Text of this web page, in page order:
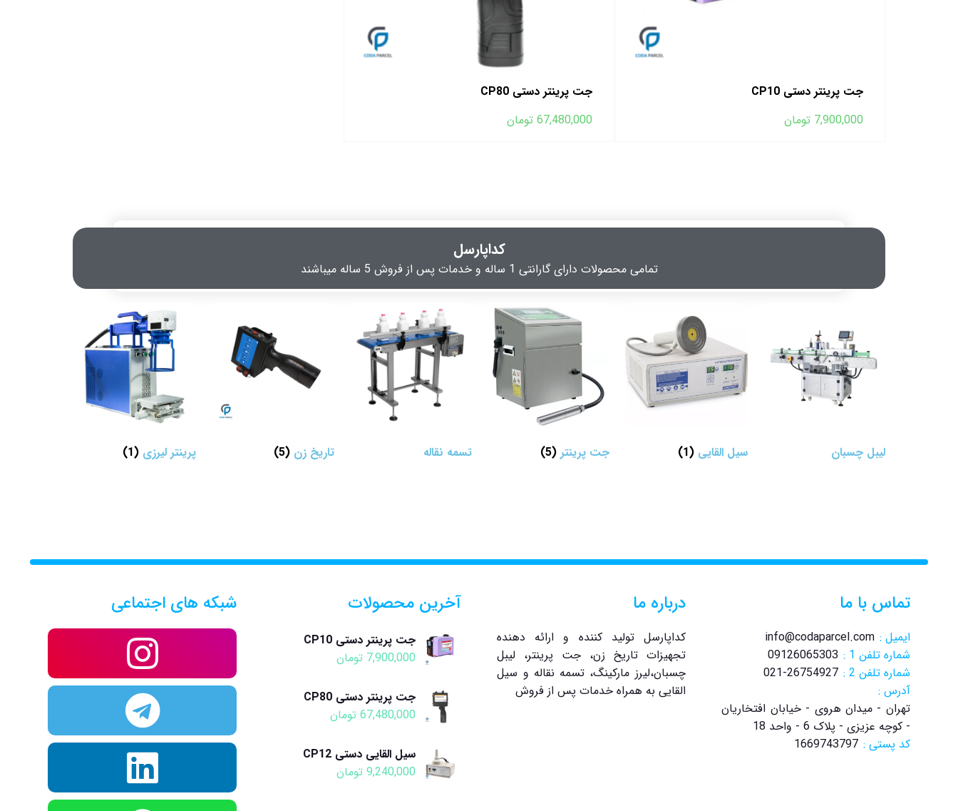
جت پرینتر دستی CP10
7,900,000 تومان
جت پرینتر دستی CP80
67,480,000 تومان
کداپارسل
تمامی محصولات دارای گارانتی 1 ساله و خدمات پس از فروش 5 ساله میباشند
لیبل چسبان سیل القایی(1) جت پرینتر (5) تسمه نقاله تاریخ زن(5) پرینتر لیرزی (1)
تماس با ما
ایمیل : info@codaparcel.com
شماره تلفن 1 :
09126065303
شماره تلفن 2 :
021-26754927
آدرس :
تهران - میدان هروی - خیابان افتخاریان
- کوچه عزیزی - پلاک 6 - واحد 18
کد پستی : 1669743797
درباره ما
کداپارسل تولید کننده و ارائه دهنده
تجهیزات تاریخ زن، جت پرینتر، لیبل
چسبان،لیرز مارکینگ، تسمه نقاله و سیل
القایی به همراه خدمات پس از فروش
آخرین محصولات
جت پرینتر دستی CP10
7,900,000 تومان
جت پرینتر دستی CP80
67,480,000 تومان
سیل القایی دستی CP12
9,240,000 تومان
شبکه های اجتماعی